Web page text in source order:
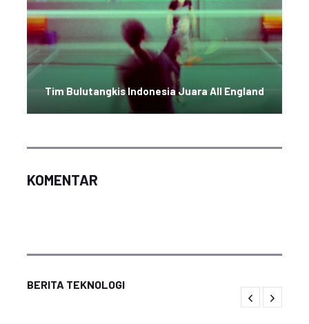
Tim Bulutangkis Indonesia Juara All England
KOMENTAR
BERITA TEKNOLOGI